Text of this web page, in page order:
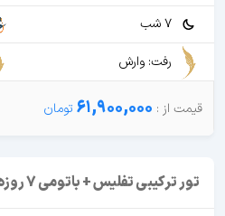
7 شب
رفت: وارش
61,900,000
تور ترکیبی تفلیس + باتومی 7 روزه ویژه تعطیلات 21 مرداد